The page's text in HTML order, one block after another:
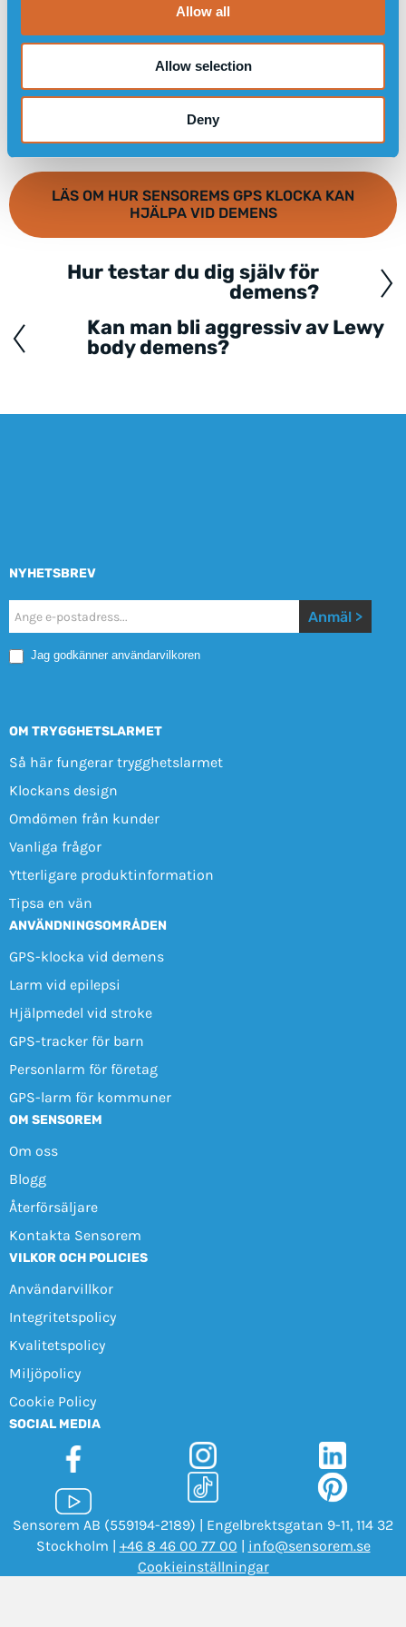
Allow all
Allow selection
Deny
LÄS OM HUR SENSOREMS GPS KLOCKA KAN
HJÄLPA VID DEMENS
PostsHur testar du dig själv för
demens?
Kan man bli aggressiv av Lewy
body demens?
NYHETSBREV
Nyhetsbrev
Mobile
Anmäl >
Jag godkänner användarvilkoren
OM TRYGGHETSLARMET
Så här fungerar trygghetslarmet
Klockans design
Omdömen från kunder
Vanliga frågor
Ytterligare produktinformation
Tipsa en vän
ANVÄNDNINGSOMRÅDEN
GPS-klocka vid demens
Larm vid epilepsi
Hjälpmedel vid stroke
GPS-tracker för barn
Personlarm för företag
GPS-larm för kommuner
OM SENSOREM
Om oss
Blogg
Återförsäljare
Kontakta Sensorem
VILKOR OCH POLICIES
Användarvillkor
Integritetspolicy
Kvalitetspolicy
Miljöpolicy
Cookie Policy
SOCIAL MEDIA
Sensorem AB (559194-2189) | Engelbrektsgatan 9-11, 114 32
Stockholm | +46 8 46 00 77 00 | info@sensorem.se
Cookieinställningar